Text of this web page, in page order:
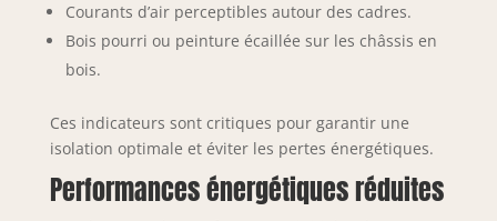
Courants d’air perceptibles autour des cadres.
Bois pourri ou peinture écaillée sur les châssis en
bois.
Ces indicateurs sont critiques pour garantir une
isolation optimale et éviter les pertes énergétiques.
Performances énergétiques réduites